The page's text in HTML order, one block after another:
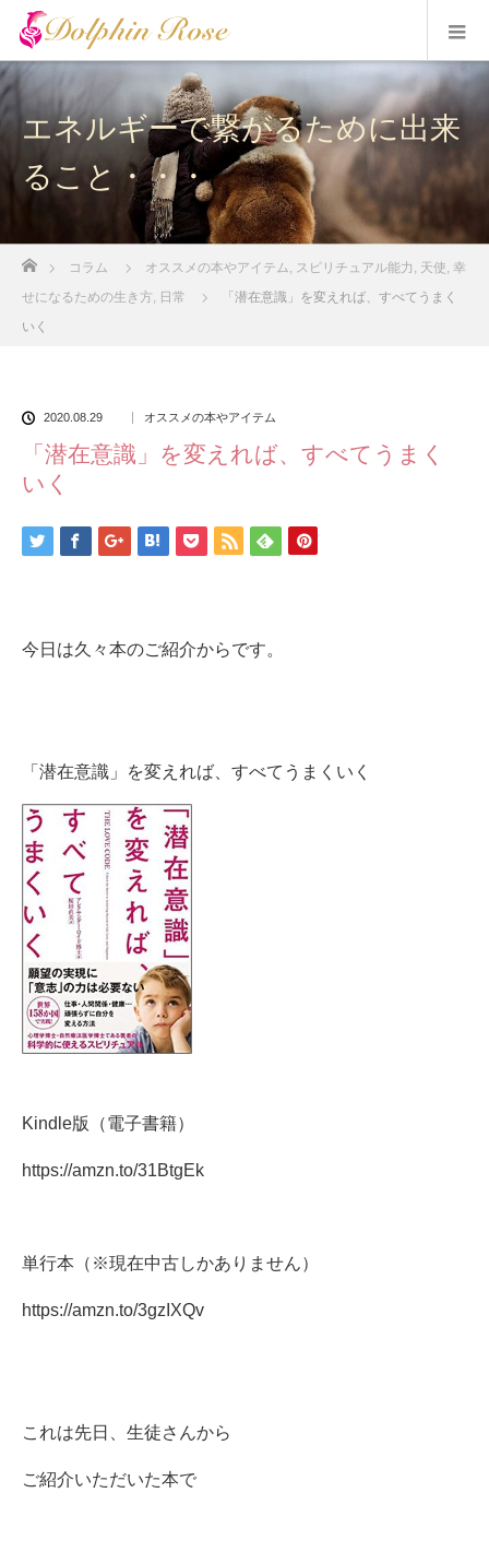
エネルギーで繋がるために出来
ること・・・
コラム オススメの本やアイテム スピリチュアル能力 天使 幸
せになるための生き方
日常
「潜在意識」を変えれば、すべてうまく
いく
2020.08.29 オススメの本やアイテム
「潜在意識」を変えれば、すべてうまく
いく
今日は久々本のご紹介からです。
「潜在意識」を変えれば、すべてうまくいく
Kindle版（電子書籍）
https://amzn.to/31BtgEk
単行本（※現在中古しかありません）
https://amzn.to/3gzIXQv
これは先日、生徒さんから
ご紹介いただいた本で